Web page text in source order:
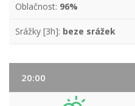
Oblačnost: 96%
Srážky [3h]: beze srážek
20:00